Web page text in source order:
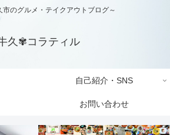
市のグルメ・テイクアウトブログ～
久✾コラティル
自己紹介・SNS
お問い合わせ